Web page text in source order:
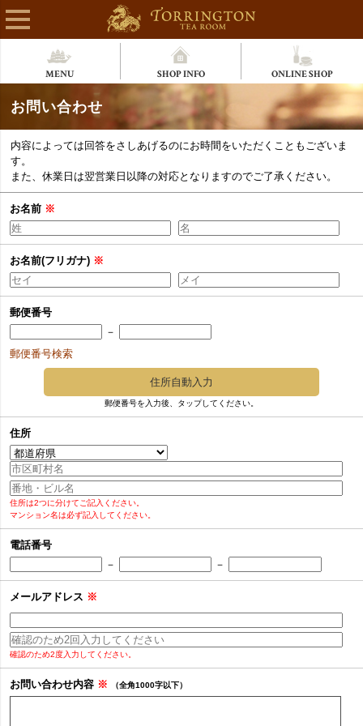
MENU SHOP INFO ONLINE SHOP
お問い合わせ
内容によっては回答をさしあげるのにお時間をいただくこともございま
す。
また、休業日は翌営業日以降の対応となりますのでご了承ください。
お名前 ※
お名前(フリガナ) ※
郵便番号
－
郵便番号検索
住所自動入力
郵便番号を入力後、タップしてください。
住所
住所は2つに分けてご記入ください。
マンション名は必ず記入してください。
電話番号
－
－
メールアドレス ※
確認のため2度入力してください。
お問い合わせ内容 ※ （全角1000字以下）